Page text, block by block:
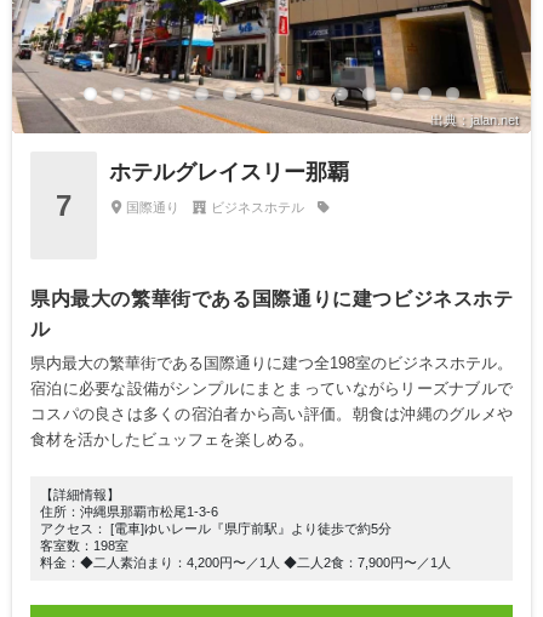
出典：jalan.net
7
ホテルグレイスリー那覇
国際通り ビジネスホテル
県内最大の繁華街である国際通りに建つビジネスホテ
ル
県内最大の繁華街である国際通りに建つ全198室のビジネスホテル。
宿泊に必要な設備がシンプルにまとまっていながらリーズナブルで
コスパの良さは多くの宿泊者から高い評価。朝食は沖縄のグルメや
食材を活かしたビュッフェを楽しめる。
【詳細情報】
住所：沖縄県那覇市松尾1-3-6
アクセス： [電車]ゆいレール『県庁前駅』より徒歩で約5分
客室数：198室
料金：◆二人素泊まり：4,200円〜／1人 ◆二人2食：7,900円〜／1人